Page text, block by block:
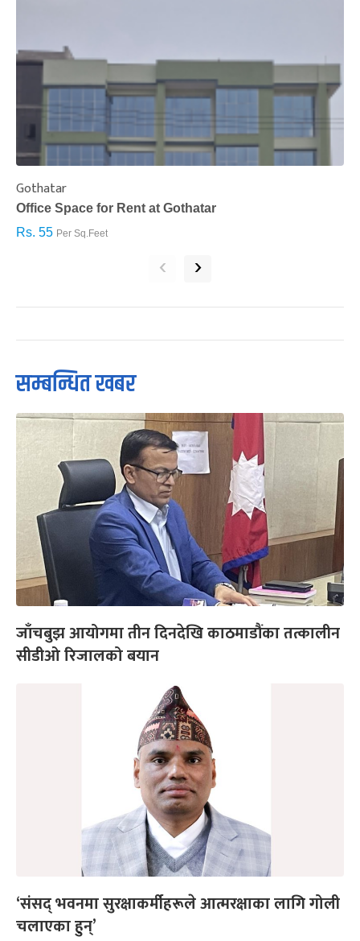
Gothatar
Office Space for Rent at Gothatar
Rs. 55 Per Sq.Feet
‹ ›
सम्बन्धित खबर
जाँचबुझ आयोगमा तीन दिनदेखि काठमाडौंका तत्कालीन
सीडीओ रिजालको बयान
‘संसद् भवनमा सुरक्षाकर्मीहरूले आत्मरक्षाका लागि गोली
चलाएका हुन्’